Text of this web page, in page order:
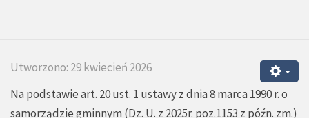
Utworzono: 29 kwiecień 2026
Na podstawie art. 20 ust. 1 ustawy z dnia 8 marca 1990 r. o
samorządzie gminnym (Dz. U. z 2025r. poz.1153 z późn. zm.)